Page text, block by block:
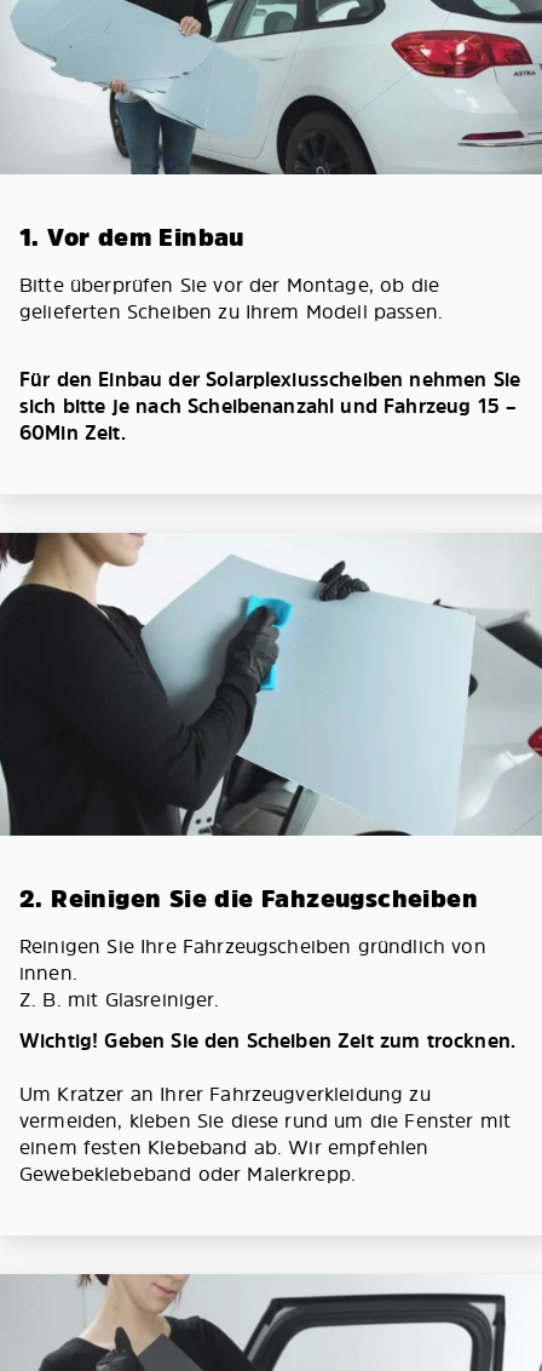
1. Vor dem Einbau
Bitte überprüfen Sie vor der Montage, ob die
gelieferten Scheiben zu Ihrem Modell passen.
Für den Einbau der Solarplexiusscheiben nehmen Sie
sich bitte je nach Scheibenanzahl und Fahrzeug 15 –
60Min Zeit.
2. Reinigen Sie die Fahzeugscheiben
Reinigen Sie Ihre Fahrzeugscheiben gründlich von
innen.
Z. B. mit Glasreiniger.
Wichtig! Geben Sie den Scheiben Zeit zum trocknen.
Um Kratzer an Ihrer Fahrzeugverkleidung zu
vermeiden, kleben Sie diese rund um die Fenster mit
einem festen Klebeband ab. Wir empfehlen
Gewebeklebeband oder Malerkrepp.